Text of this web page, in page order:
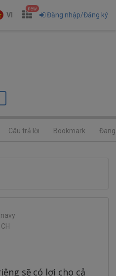
VI
new
Đăng nhập/Đăng ký
Câu trả lời Bookmark
sẽ có lợi cho cả